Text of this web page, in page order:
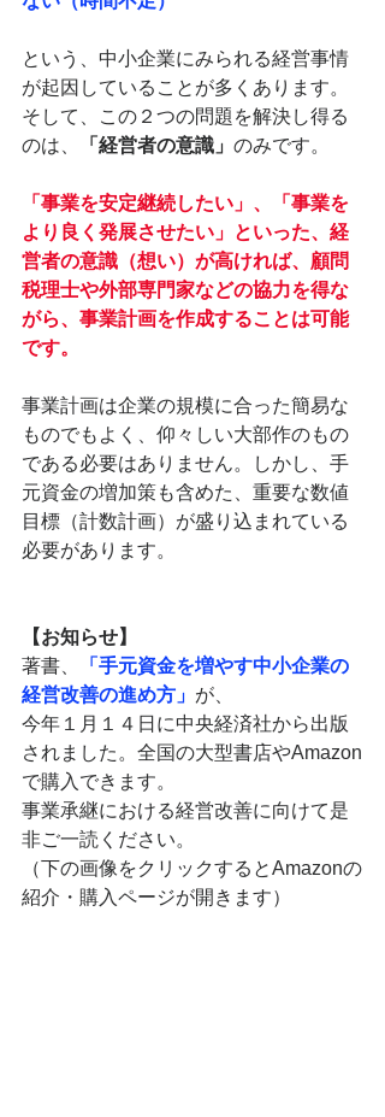
という、中小企業にみられる経営事情
が起因していることが多くあります。
そして、この２つの問題を解決し得る
のは、
「経営者の意識」 のみです。
「事業を安定継続したい」、「事業を
より良く発展させたい」といった、経
営者の意識（想い）が高ければ、顧問
税理士や外部専門家などの協力を得な
がら、事業計画を作成することは可能
です。
事業計画は企業の規模に合った簡易な
ものでもよく、仰々しい大部作のもの
である必要はありません。しかし、手
元資金の増加策も含めた、重要な数値
目標（計数計画）が盛り込まれている
必要があります。
【お知らせ】
著書、
「手元資金を増やす中小企業の
経営改善の進め方」 が、
今年１月１４日に中央経済社から出版
されました。全国の大型書店やAmazon
で購入できます。
事業承継における経営改善に向けて是
非ご一読ください。
（下の画像をクリックするとAmazonの
紹介・購入ページが開きます）